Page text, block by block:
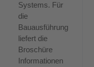
Systems. Für
die
Bauausführung
liefert die
Broschüre
Informationen